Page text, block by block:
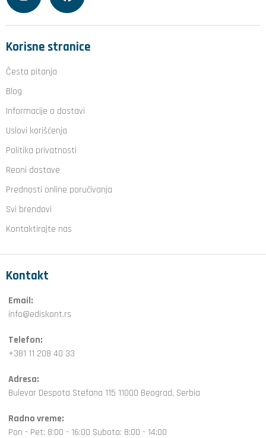
Korisne stranice
Česta pitanja
Blog
Informacije o dostavi
Uslovi korišćenja
Politika privatnosti
Reoni dostave
Prednosti online poručivanja
Svi brendovi
Kontaktirajte nas
Kontakt
Email:
info@ediskont.rs
Telefon:
+381 11 208 40 33
Adresa:
Bulevar Despota Stefana 115 11000 Beograd, Serbia
Radno vreme:
Pon - Pet: 8:00 - 16:00 Subota: 8:00 - 14:00